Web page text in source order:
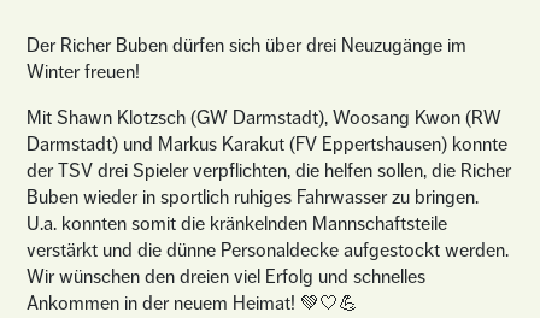
Der Richer Buben dürfen sich über drei Neuzugänge im
Winter freuen!
Mit Shawn Klotzsch (GW Darmstadt), Woosang Kwon (RW
Darmstadt) und Markus Karakut (FV Eppertshausen) konnte
der TSV drei Spieler verpflichten, die helfen sollen, die Richer
Buben wieder in sportlich ruhiges Fahrwasser zu bringen.
U.a. konnten somit die kränkelnden Mannschaftsteile
verstärkt und die dünne Personaldecke aufgestockt werden.
Wir wünschen den dreien viel Erfolg und schnelles
Ankommen in der neuem Heimat! 💚🤍💪